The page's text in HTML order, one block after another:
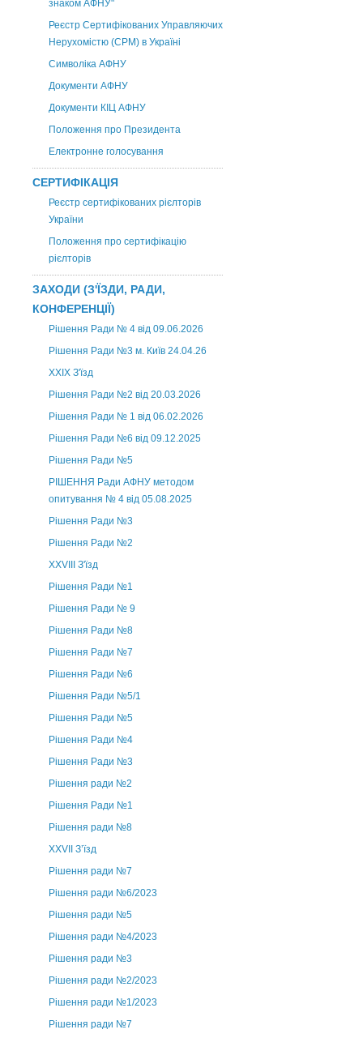
знаком АФНУ"
Реєстр Сертифікованих Управляючих
Нерухомістю (CPM) в Україні
Символіка АФНУ
Документи АФНУ
Документи КІЦ АФНУ
Положення про Президента
Електронне голосування
СЕРТИФІКАЦІЯ
Реєстр сертифікованих рієлторів
України
Положення про сертифікацію
рієлторів
ЗАХОДИ (З'ЇЗДИ, РАДИ,
КОНФЕРЕНЦІЇ)
Рішення Ради № 4 від 09.06.2026
Рішення Ради №3 м. Київ 24.04.26
XXІХ З'їзд
Рішення Ради №2 від 20.03.2026
Рішення Ради № 1 від 06.02.2026
Рішення Ради №6 від 09.12.2025
Рішення Ради №5
РІШЕННЯ Ради АФНУ методом
опитування № 4 від 05.08.2025
Рішення Ради №3
Рішення Ради №2
XXVIII З'їзд
Рішення Ради №1
Рішення Ради № 9
Рішення Ради №8
Рішення Ради №7
Рішення Ради №6
Рішення Ради №5/1
Рішення Ради №5
Рішення Ради №4
Рішення Ради №3
Рішення ради №2
Рішення Ради №1
Рішення ради №8
ХХVII З’їзд
Рішення ради №7
Рішення ради №6/2023
Рішення ради №5
Рішення ради №4/2023
Рішення ради №3
Рішення ради №2/2023
Рішення ради №1/2023
Рішення ради №7